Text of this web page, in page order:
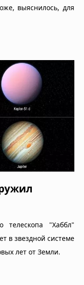
выяснилось, для
"Хаббл"
в звездной системе
лет от Земли.